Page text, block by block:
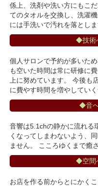
係上、洗剤や洗い方にもこ
てのタオルを交換し、洗濯
には手洗いで汚れを落としま
◆技術
個人サロンで予約が多いた
も空いた時間は常に研修に
上に努めています。 今後も
に費やす時間を増やしていく
◆音
音響は5.1chの静かに流れる
くなってしまわないよう、
ません。 こころゆくまで癒
◆空間
お店を作る前からとにかく